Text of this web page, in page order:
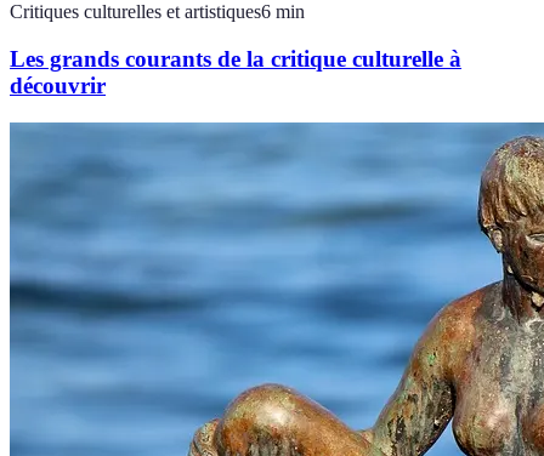
Critiques culturelles et artistiques6 min
Les grands courants de la critique culturelle à
découvrir